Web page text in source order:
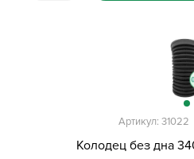
Колодец без дна
Артикул: 31022